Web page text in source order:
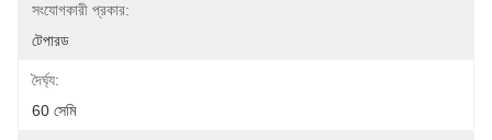
সংযোগকারী প্রকার:
টেপারড
দৈর্ঘ্য:
60 সেমি